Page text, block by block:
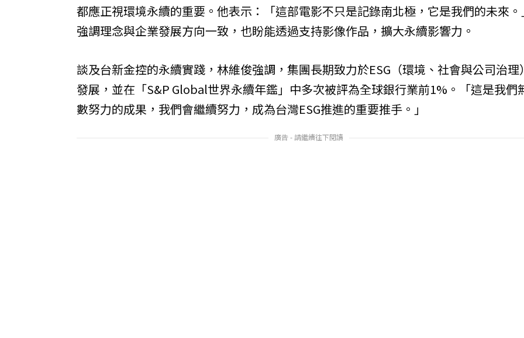
都應正視環境永續的重要。他表示：「這部電影不只是記錄南北極，它是我們的未來
強調理念與企業發展方向一致，也盼能透過支持影像作品，擴大永續影響力。
談及台新金控的永續實踐，林維俊強調，集團長期致力於ESG（環境、社會與公司治理
發展，並在「S&P Global世界永續年鑑」中多次被評為全球銀行業前1%。「這是我們
數努力的成果，我們會繼續努力，成為台灣ESG推進的重要推手。」
廣告 - 請繼續往下閱讀